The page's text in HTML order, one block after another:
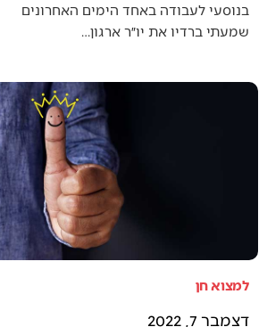
בנוסעי לעבודה באחד הימים האחרונים
שמעתי ברדיו את יו״ר ארגון…
למצוא חן
דצמבר 7, 2022